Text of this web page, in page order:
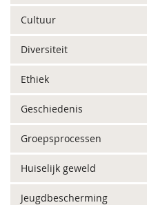
Cultuur
Diversiteit
Ethiek
Geschiedenis
Groepsprocessen
Huiselijk geweld
Jeugdbescherming